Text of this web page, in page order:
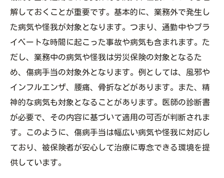
ップ
支給開始日を早く知るためのポイント
支給開始日を早めるための手続き
支給開始日の変更が必要な場合
支給開始日の通知方法
支給開始日を知るためのFAQ
傷病手当を受けるための正しい申請タイミング
と方法
適切な申請タイミングの見極め方
解しておくことが重要です。基本的に、業務外で発生し
た病気や怪我が対象となります。つまり、通勤中やプラ
イベートな時間に起こった事故や病気も含まれます。た
だし、業務中の病気や怪我は労災保険の対象となるた
め、傷病手当の対象外となります。例としては、風邪や
インフルエンザ、腰痛、骨折などがあります。また、精
神的な病気も対象となることがあります。医師の診断書
が必要で、その内容に基づいて適用の可否が判断されま
す。このように、傷病手当は幅広い病気や怪我に対応し
ており、被保険者が安心して治療に専念できる環境を提
供しています。